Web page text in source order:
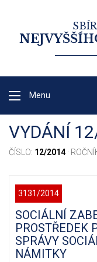
Menu
VYDÁNÍ
ČÍSLO: 12/2014·
3131/2014
SOCIÁLNÍ
PROSTŘEDEK
SPRÁVY
NÁMITKY